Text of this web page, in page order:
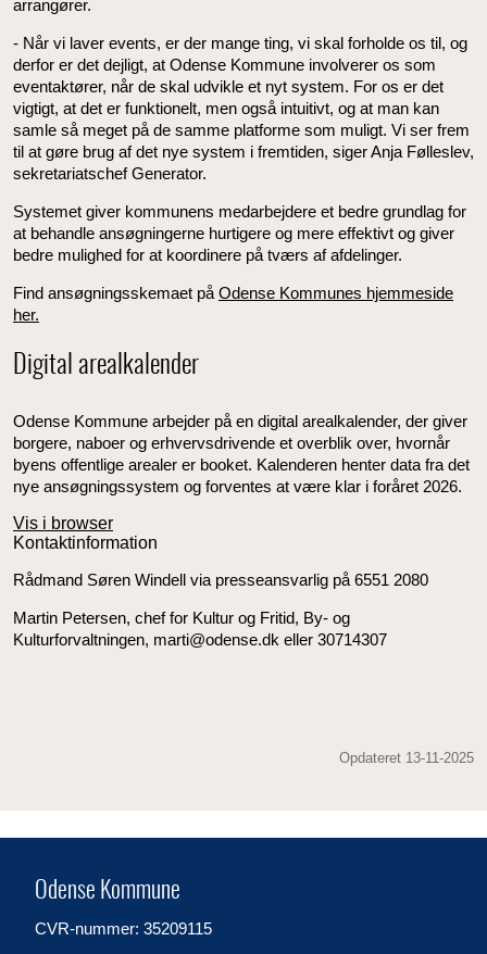
arrangører.
- ‎Når vi laver events, er der mange ting, vi skal forholde os til, og
derfor er det dejligt, at Odense Kommune involverer os som
eventaktører, når de skal udvikle et nyt system. For os er det
vigtigt, at det er funktionelt, men også intuitivt, og at man kan
samle så meget på de samme platforme som muligt. Vi ser frem
til at gøre brug af det nye system i fremtiden, siger Anja Følleslev,
sekretariatschef Generator.
Systemet giver kommunens medarbejdere et bedre grundlag for
at behandle ansøgningerne hurtigere og mere effektivt og giver
bedre mulighed for at koordinere på tværs af afdelinger.
Find ansøgningsskemaet på Odense Kommunes hjemmeside
her.
Digital arealkalender
Odense Kommune arbejder på en digital arealkalender, der giver
borgere, naboer og erhvervsdrivende et overblik over, hvornår
byens offentlige arealer er booket. Kalenderen henter data fra det
nye ansøgningssystem og forventes at være klar i foråret 2026.
Vis i browser
Kontaktinformation
Rådmand Søren Windell via presseansvarlig på 6551 2080
Martin Petersen, chef for Kultur og Fritid, By- og
Kulturforvaltningen, marti@odense.dk eller 30714307
Opdateret 13-11-2025
Odense Kommune
CVR-nummer: 35209115